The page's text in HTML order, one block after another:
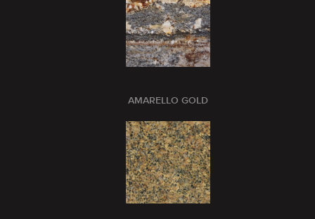
AMARELLO GOLD